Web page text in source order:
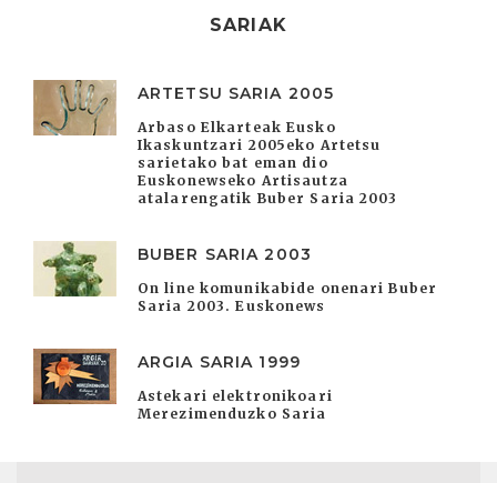
SARIAK
ARTETSU SARIA 2005
Arbaso Elkarteak Eusko
Ikaskuntzari 2005eko Artetsu
sarietako bat eman dio
Euskonewseko Artisautza
atalarengatik Buber Saria 2003
BUBER SARIA 2003
On line komunikabide onenari Buber
Saria 2003. Euskonews
ARGIA SARIA 1999
Astekari elektronikoari
Merezimenduzko Saria